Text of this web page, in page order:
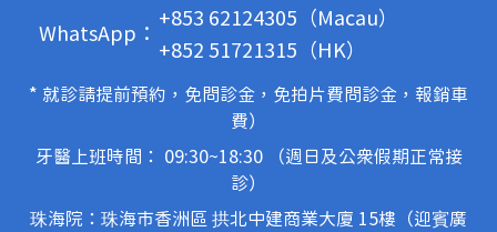
WhatsApp：
+853 62124305（Macau）
+852 51721315（HK）
* 就診請提前預約，免問診金，免拍片費問診金，報銷車
費）
牙醫上班時間： 09:30~18:30 （週日及公眾假期正常接
診）
珠海院：珠海市香洲區 拱北中建商業大廈 15樓（迎賓廣